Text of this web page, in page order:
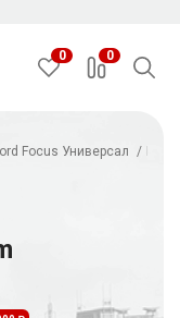
НАЙТИ
0 0
Focus Универсал Ford